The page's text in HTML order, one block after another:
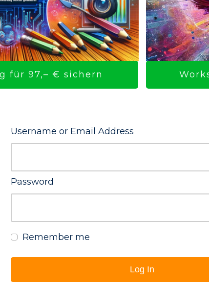
für 97,– € sichern
Username or Email Address
Password
Remember me
Log In